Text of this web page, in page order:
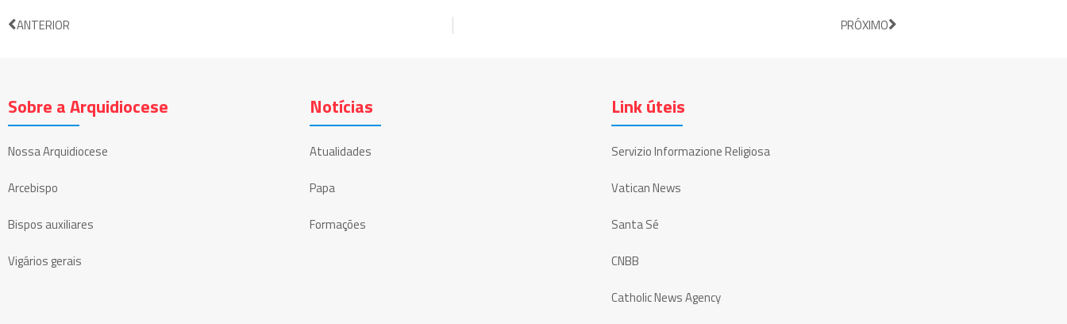
ANTERIOR PRÓXIMO
Sobre a Arquidiocese
Nossa Arquidiocese
Arcebispo
Bispos auxiliares
Vigários gerais
Notícias
Atualidades
Papa
Formações
Link úteis
Servizio Informazione Religiosa
Vatican News
Santa Sé
CNBB
Catholic News Agency